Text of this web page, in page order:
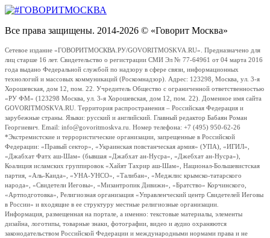
Все права защищены. 2014-2026 © «Говорит Москва»
Сетевое издание «ГОВОРИТМОСКВА.РУ/GOVORITMOSKVA.RU». Предназначено для
лиц старше 16 лет. Свидетельство о регистрации СМИ Эл № 77-64961 от 04 марта 2016
года выдано Федеральной службой по надзору в сфере связи, информационных
технологий и массовых коммуникаций (Роскомнадзор). Адрес: 123298, Москва, ул. 3-я
Хорошевская, дом 12, пом. 22. Учредитель Общество с ограниченной ответственностью
«РУ ФМ» (123298 Москва, ул. 3-я Хорошевская, дом 12, пом. 22). Доменное имя сайта
GOVORITMOSKVA.RU. Территория распространения – Российская Федерация и
зарубежные страны. Языки: русский и английский. Главный редактор Бабаян Роман
Георгиевич. Email: info@govoritmoskva.ru. Номер телефона: +7 (495) 950-62-26
*Экстремистские и террористические организации, запрещенные в Российской
Федерации: «Правый сектор», «Украинская повстанческая армия» (УПА), «ИГИЛ»,
«Джабхат Фатх аш-Шам» (бывшая «Джабхат ан-Нусра», «Джебхат ан-Нусра»),
Коалиция исламских группировок «Хайят Тахрир аш-Шам», Национал-Большевистская
партия, «Аль-Каида», «УНА-УНСО», «Талибан», «Меджлис крымско-татарского
народа», «Свидетели Иеговы», «Мизантропик Дивижн», «Братство» Корчинского,
«Артподготовка», Религиозная организация «Управленческий центр Свидетелей Иеговы
в России» и входящие в ее структуру местные религиозные организации.
Информация, размещенная на портале, а именно: текстовые материалы, элементы
дизайна, логотипы, товарные знаки, фотографии, видео и аудио охраняются
законодательством Российской Федерации и международными нормами права и не